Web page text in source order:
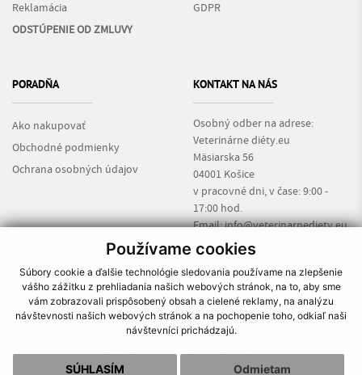
Používame cookies
Súbory cookie a ďalšie technológie sledovania používame na zlepšenie
vášho zážitku z prehliadania našich webových stránok, na to, aby sme
vám zobrazovali prispôsobený obsah a cielené reklamy, na analýzu
návštevnosti našich webových stránok a na pochopenie toho, odkiaľ naši
návštevníci prichádzajú.
SÚHLASÍM Odmietam
Reklamácia
ODSTÚPENIE OD ZMLUVY
GDPR
PORADŇA
Ako nakupovať
Obchodné podmienky
Ochrana osobných údajov
KONTAKT NA NÁS
Osobný odber na adrese:
Veterinárne diéty.eu
Mäsiarska 56
04001 Košice
v pracovné dni, v čase: 9:00 -
17:00 hod.
Email:info@veterinarnediety.eu
Informácie:+421 917 135 169
Ako nakupovať| Obchodné podmienky
Reklamačný poriadok|Kontakt